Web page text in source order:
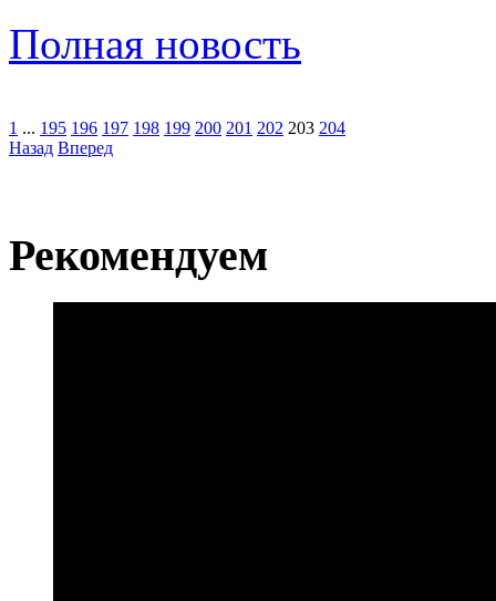
Полная новость
1 ... 195 196 197 198 199 200 201 202 203 204
Назад Вперед
Рекомендуем